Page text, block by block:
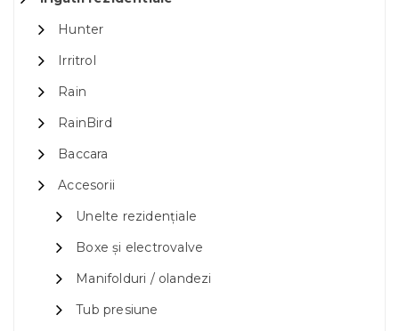
Hunter
Irritrol
Rain
RainBird
Baccara
Accesorii
Unelte rezidențiale
Boxe și electrovalve
Manifolduri / olandezi
Tub presiune